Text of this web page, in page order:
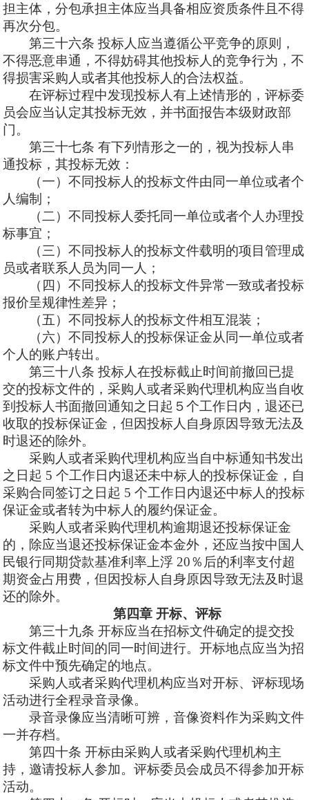
担主体，分包承担主体应当具备相应资质条件且不得
再次分包。
第三十六条 投标人应当遵循公平竞争的原则，
不得恶意串通，不得妨碍其他投标人的竞争行为，不
得损害采购人或者其他投标人的合法权益。
在评标过程中发现投标人有上述情形的，评标委
员会应当认定其投标无效，并书面报告本级财政部
门。
第三十七条 有下列情形之一的，视为投标人串
通投标，其投标无效：
（一）不同投标人的投标文件由同一单位或者个
人编制；
（二）不同投标人委托同一单位或者个人办理投
标事宜；
（三）不同投标人的投标文件载明的项目管理成
员或者联系人员为同一人；
（四）不同投标人的投标文件异常一致或者投标
报价呈规律性差异；
（五）不同投标人的投标文件相互混装；
（六）不同投标人的投标保证金从同一单位或者
个人的账户转出。
第三十八条 投标人在投标截止时间前撤回已提
交的投标文件的，采购人或者采购代理机构应当自收
到投标人书面撤回通知之日起５个工作日内，退还已
收取的投标保证金，但因投标人自身原因导致无法及
时退还的除外。
采购人或者采购代理机构应当自中标通知书发出
之日起 5 个工作日内退还未中标人的投标保证金，自
采购合同签订之日起 5 个工作日内退还中标人的投标
保证金或者转为中标人的履约保证金。
采购人或者采购代理机构逾期退还投标保证金
的，除应当退还投标保证金本金外，还应当按中国人
民银行同期贷款基准利率上浮 20％后的利率支付超
期资金占用费，但因投标人自身原因导致无法及时退
还的除外。
第四章 开标、评标
第三十九条 开标应当在招标文件确定的提交投
标文件截止时间的同一时间进行。开标地点应当为招
标文件中预先确定的地点。
采购人或者采购代理机构应当对开标、评标现场
活动进行全程录音录像。
录音录像应当清晰可辨，音像资料作为采购文件
一并存档。
第四十条 开标由采购人或者采购代理机构主
持，邀请投标人参加。评标委员会成员不得参加开标
活动。